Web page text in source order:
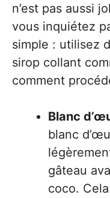
n’est pas aussi
vous inquiétez
simple : utilisez
sirop collant
comment
Blanc
blanc
gâteau
coco.